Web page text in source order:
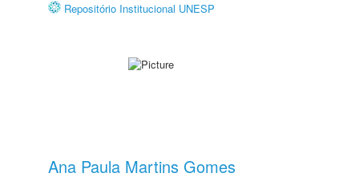
Repositório Institucional UNESP
Ana Paula Martins Gomes